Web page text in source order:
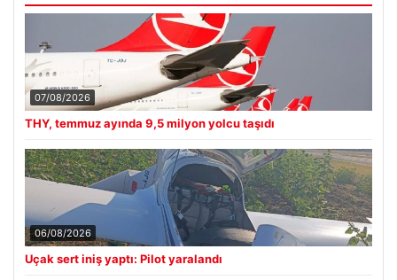
07/08/2026
THY, temmuz ayında 9,5 milyon yolcu taşıdı
06/08/2026
Uçak sert iniş yaptı: Pilot yaralandı